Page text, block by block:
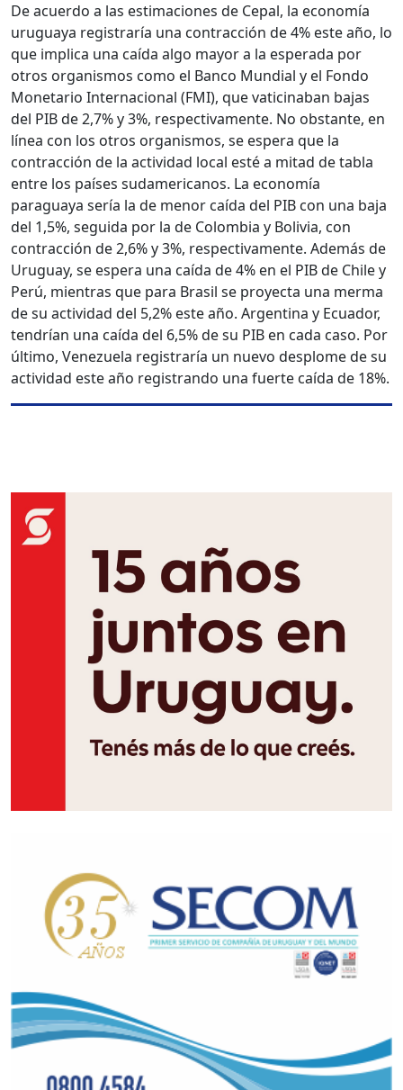
De acuerdo a las estimaciones de Cepal, la economía
uruguaya registraría una contracción de 4% este año, lo
que implica una caída algo mayor a la esperada por
otros organismos como el Banco Mundial y el Fondo
Monetario Internacional (FMI), que vaticinaban bajas
del PIB de 2,7% y 3%, respectivamente. No obstante, en
línea con los otros organismos, se espera que la
contracción de la actividad local esté a mitad de tabla
entre los países sudamericanos. La economía
paraguaya sería la de menor caída del PIB con una baja
del 1,5%, seguida por la de Colombia y Bolivia, con
contracción de 2,6% y 3%, respectivamente. Además de
Uruguay, se espera una caída de 4% en el PIB de Chile y
Perú, mientras que para Brasil se proyecta una merma
de su actividad del 5,2% este año. Argentina y Ecuador,
tendrían una caída del 6,5% de su PIB en cada caso. Por
último, Venezuela registraría un nuevo desplome de su
actividad este año registrando una fuerte caída de 18%.